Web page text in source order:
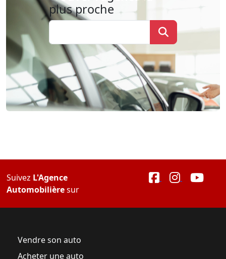
plus proche
Suivez L'Agence
Automobilièresur
Vendre son auto
Acheter une auto